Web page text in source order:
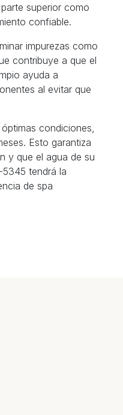
superior como
confiable.
impurezas como
contribuye a que el
ayuda a
al evitar que
condiciones,
Esto garantiza
y que el agua de su
tendrá la
de spa